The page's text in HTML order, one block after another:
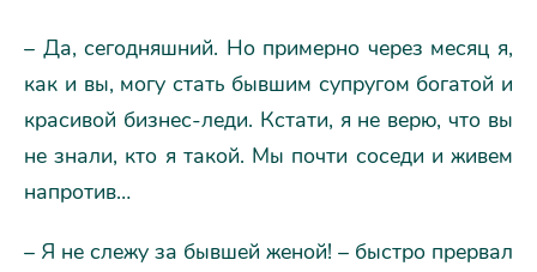
– Да, сегодняшний. Но примерно через месяц я,
как и вы, могу стать бывшим супругом богатой и
красивой бизнес-леди. Кстати, я не верю, что вы
не знали, кто я такой. Мы почти соседи и живем
напротив…
– Я не слежу за бывшей женой! – быстро прервал